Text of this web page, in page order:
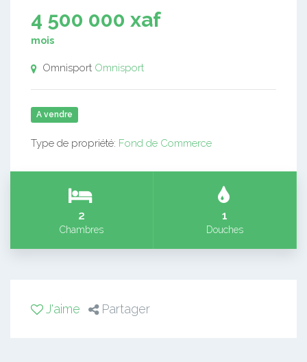
4 500 000 xaf
mois
Omnisport Omnisport
A vendre
Type de propriété: Fond de Commerce
2
Chambres
1
Douches
J'aime Partager